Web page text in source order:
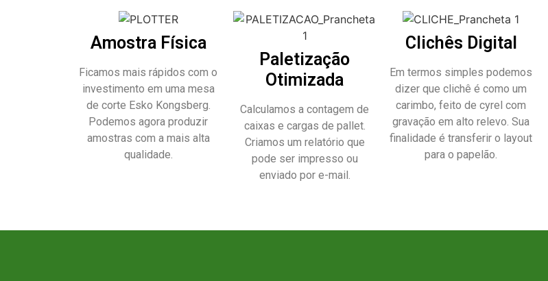
Amostra Física
Ficamos mais rápidos com o
investimento em uma mesa
de corte Esko Kongsberg.
Podemos agora produzir
amostras com a mais alta
qualidade.
Paletização
Otimizada
Calculamos a contagem de
caixas e cargas de pallet.
Criamos um relatório que
pode ser impresso ou
enviado por e-mail.
Clichês Digital
Em termos simples podemos
dizer que clichê é como um
carimbo, feito de cyrel com
gravação em alto relevo. Sua
finalidade é transferir o layout
para o papelão.